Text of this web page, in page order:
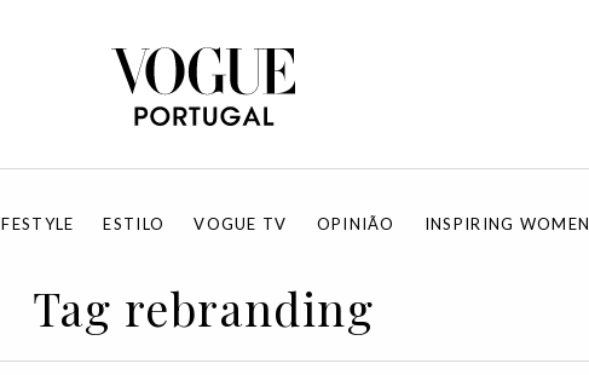
ESTILO VOGUE TV OPINIÃO INSPIRING WOMEN
Tag rebranding